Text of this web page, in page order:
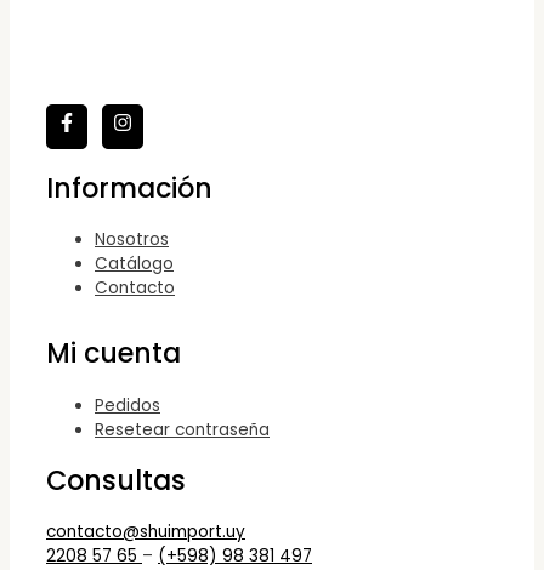
Información
Nosotros
Catálogo
Contacto
Mi cuenta
Pedidos
Resetear contraseña
Consultas
contacto@shuimport.uy
2208 57 65 – (+598) 98 381 497